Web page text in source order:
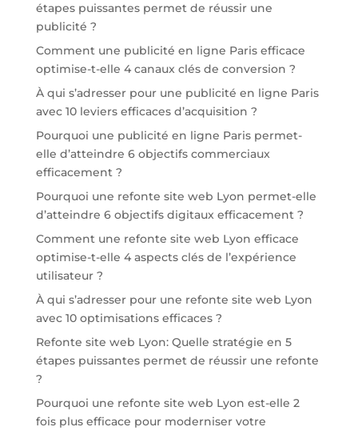
étapes puissantes permet de réussir une
publicité ?
Comment une publicité en ligne Paris efficace
optimise-t-elle 4 canaux clés de conversion ?
À qui s’adresser pour une publicité en ligne Paris
avec 10 leviers efficaces d’acquisition ?
Pourquoi une publicité en ligne Paris permet-
elle d’atteindre 6 objectifs commerciaux
efficacement ?
Pourquoi une refonte site web Lyon permet-elle
d’atteindre 6 objectifs digitaux efficacement ?
Comment une refonte site web Lyon efficace
optimise-t-elle 4 aspects clés de l’expérience
utilisateur ?
À qui s’adresser pour une refonte site web Lyon
avec 10 optimisations efficaces ?
Refonte site web Lyon: Quelle stratégie en 5
étapes puissantes permet de réussir une refonte
?
Pourquoi une refonte site web Lyon est-elle 2
fois plus efficace pour moderniser votre